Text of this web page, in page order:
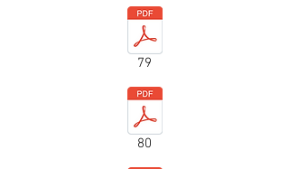
79
80